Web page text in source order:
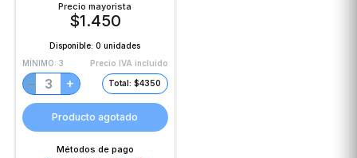
Precio mayorista
$1.450
Disponible:0 unidades
MÍNIMO: 3 Precio IVA incluido
− + Total: $4350
Producto agotado
Métodos de pago